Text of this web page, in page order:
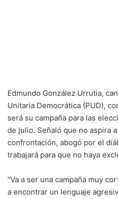
Edmundo González Urrutia,
Unitaria Democrática (PUD),
será su campaña para las
de julio. Señaló que no aspira
confrontación, abogó por el
trabajará para que no haya
“Va a ser una campaña muy
a encontrar un lenguaje